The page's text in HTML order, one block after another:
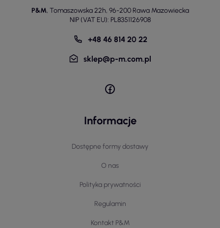
P&M, Tomaszowska 22h, 96-200 Rawa Mazowiecka
NIP (VAT EU): PL8351126908
+48 46 814 20 22
sklep@p-m.com.pl
Informacje
Dostępne formy dostawy
O nas
Polityka prywatności
Regulamin
Kontakt P&M